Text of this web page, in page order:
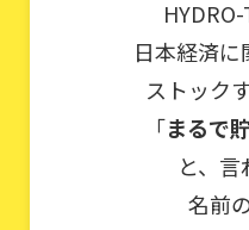
HYDRO-
日本経済
ストック
「まるで
と、
名前